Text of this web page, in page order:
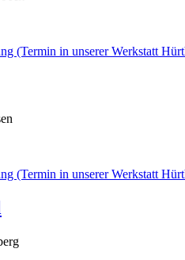
(Termin in unserer Werkstatt
(Termin in unserer Werkstatt